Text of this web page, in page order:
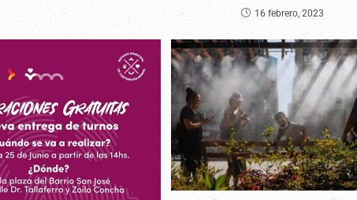
16 febrero, 2023